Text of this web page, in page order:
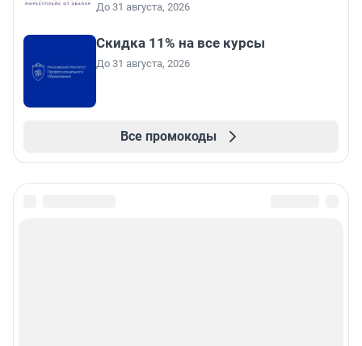
До 31 августа, 2026
Скидка 11% на все курсы
До 31 августа, 2026
Все промокоды